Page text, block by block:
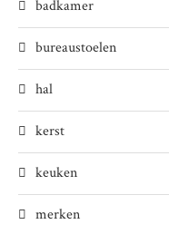
badkamer
bureaustoelen
hal
kerst
keuken
merken